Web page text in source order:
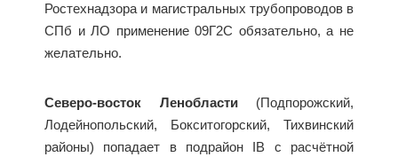
Ростехнадзора и магистральных трубопроводов в
СПб и ЛО применение 09Г2С обязательно, а не
желательно.
Северо-восток Ленобласти(Подпорожский,
Лодейнопольский, Бокситогорский, Тихвинский
районы) попадает в подрайон IВ с расчётной